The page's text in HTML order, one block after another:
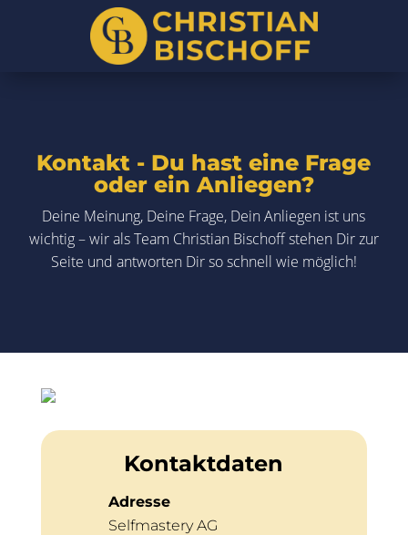
Kontakt - Du hast eine Frage
oder ein Anliegen?
Deine Meinung, Deine Frage, Dein Anliegen ist uns
wichtig – wir als Team Christian Bischoff stehen Dir zur
Seite und antworten Dir so schnell wie möglich!
Kontaktdaten
Adresse
Selfmastery AG